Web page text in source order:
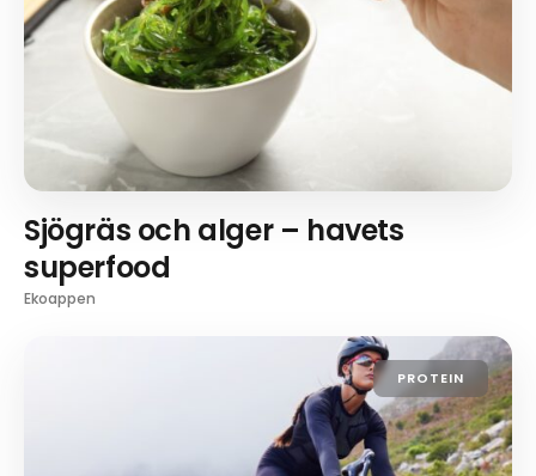
Sjögräs och alger – havets
superfood
Ekoappen
PROTEIN